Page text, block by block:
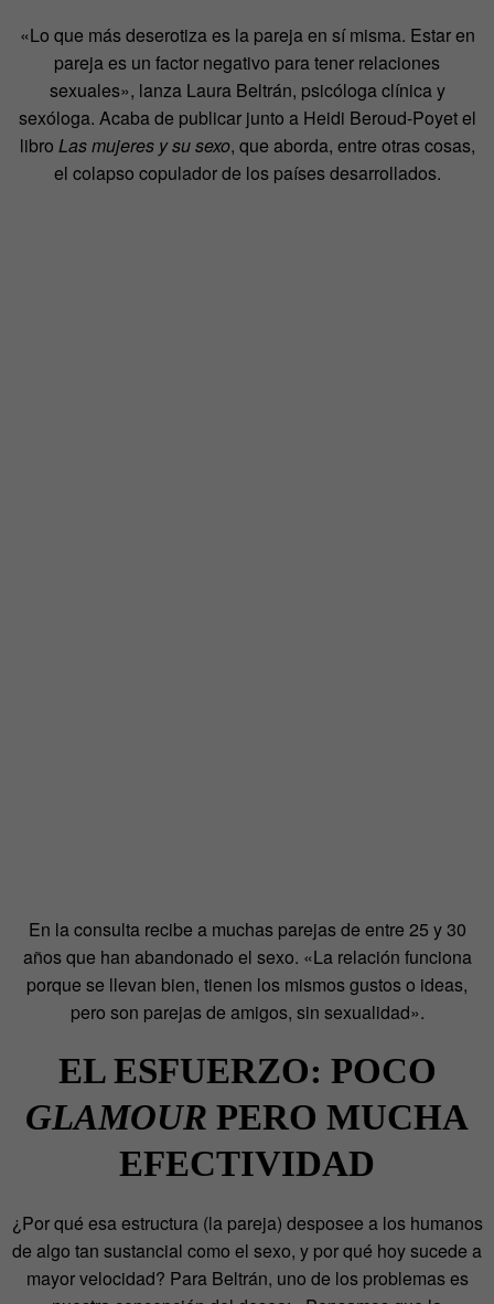
«Lo que más deserotiza es la pareja en sí misma. Estar en
pareja es un factor negativo para tener relaciones
sexuales», lanza Laura Beltrán, psicóloga clínica y
sexóloga. Acaba de publicar junto a Heidi Beroud-Poyet el
libro Las mujeres y su sexo, que aborda, entre otras cosas,
el colapso copulador de los países desarrollados.
En la consulta recibe a muchas parejas de entre 25 y 30
años que han abandonado el sexo. «La relación funciona
porque se llevan bien, tienen los mismos gustos o ideas,
pero son parejas de amigos, sin sexualidad».
EL ESFUERZO: POCO
GLAMOUR PERO MUCHA
EFECTIVIDAD
¿Por qué esa estructura (la pareja) desposee a los humanos
de algo tan sustancial como el sexo, y por qué hoy sucede a
mayor velocidad? Para Beltrán, uno de los problemas es